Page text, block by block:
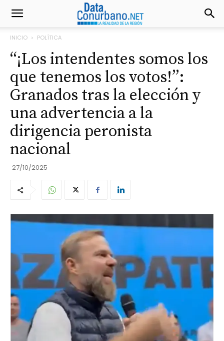
INICIO POLÍTICA
“¡Los intendentes somos los
que tenemos los votos!”:
Granados tras la elección y
una advertencia a la
dirigencia peronista
nacional
27/10/2025